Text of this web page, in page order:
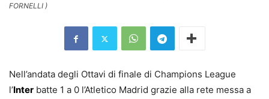
FORNELLI )
Nell’andata degli Ottavi di finale di Champions League
l’Inter batte 1 a 0 l’Atletico Madrid grazie alla rete messa a